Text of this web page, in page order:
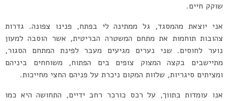
שוקק חיים.
אני יוצאת מהמסגד, גל ממתינה לי בפתח, פנינו צפונה. גדרות
צהובות תוחמות את מתחם המשטרה הבריטית, אשר הוסבה למעון
נוער לחוסים. שני נערים מגיעים מעבר לפינת המתחם הסגור,
מתיישבים בקצה המצוק צופים בים הפתוח, משוחחים ביניהם
ומציתים סיגריות, שלוות המקום ניכרת על פניהם החצי מחייכות.
אנו עומדות בתווך, על רכס כורכר רחב ידיים, התחושה היא כמו